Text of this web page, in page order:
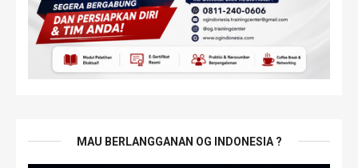
MAU BERLANGGANAN OG INDONESIA ?